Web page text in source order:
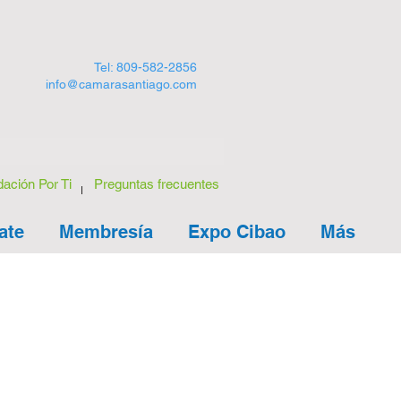
Tel: 809-582-2856
info@camarasantiago.com
Por Ti Preguntas frecuentes
Membresía Expo Cibao Más